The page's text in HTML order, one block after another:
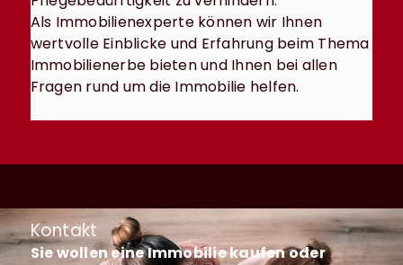
Als Immobilienexperte können wir Ihnen
wertvolle Einblicke und Erfahrung beim Thema
Immobilienerbe bieten und Ihnen bei allen
Fragen rund um die Immobilie helfen.
Kontakt
Sie wollen eine Immobilie kaufen oder